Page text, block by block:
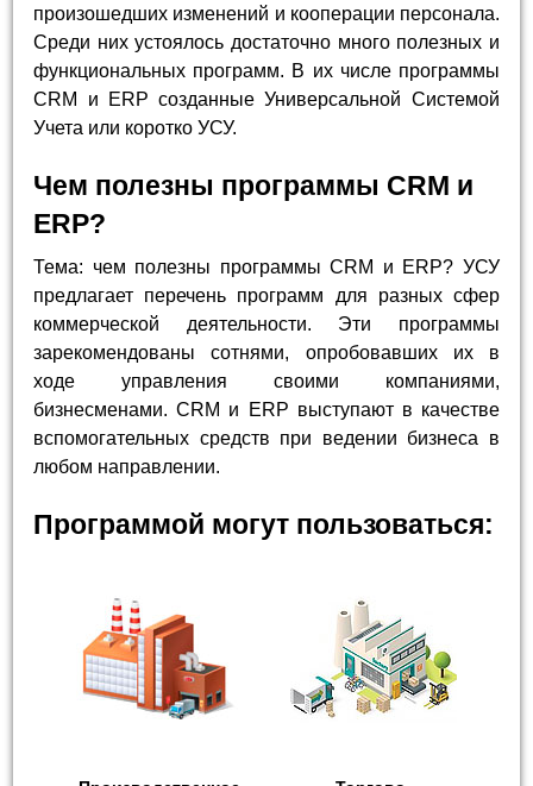
произошедших изменений и кооперации персонала.
Среди них устоялось достаточно много полезных и
функциональных программ. В их числе программы
CRM и ERP созданные Универсальной Системой
Учета или коротко УСУ.
Чем полезны программы CRM и
ERP?
Тема: чем полезны программы CRM и ERP? УСУ
предлагает перечень программ для разных сфер
коммерческой деятельности. Эти программы
зарекомендованы сотнями, опробовавших их в
ходе управления своими компаниями,
бизнесменами. CRM и ERP выступают в качестве
вспомогательных средств при ведении бизнеса в
любом направлении.
Программой могут пользоваться: